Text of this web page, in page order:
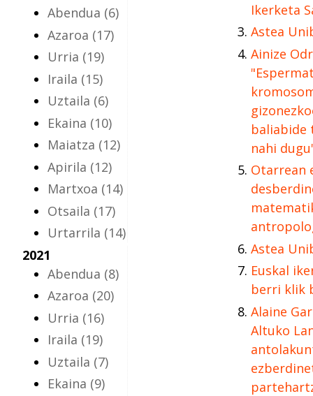
Abendua (6)
Azaroa (17)
Urria (19)
Iraila (15)
Uztaila (6)
Ekaina (10)
Maiatza (12)
Apirila (12)
Martxoa (14)
Otsaila (17)
Urtarrila (14)
2021
Abendua (8)
Azaroa (20)
Urria (16)
Iraila (19)
Uztaila (7)
Ekaina (9)
Ikerketa
Astea
Ainize
baliabide
nahi
Otarrean
Astea
Euskal
berri klik
Alaine
Altuko